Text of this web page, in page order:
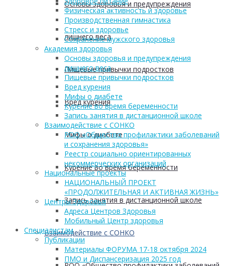
Основы здоровья и предупреждения
лишнего веса
Пищевые привычки подростков
Вред курения
Мифы о диабете
Курение во время беременности
Запись занятия в дистанционной школе
Взаимодействие с СОНКО
Физическая активность и здоровье
Производственная гимнастика
Стресс и здоровье
Сохранение мужского здоровья
Академия здоровья
Основы здоровья и предупреждения
лишнего веса
Пищевые привычки подростков
Вред курения
Мифы о диабете
Курение во время беременности
Запись занятия в дистанционной школе
Взаимодействие с СОНКО
РОО «Общество профилактики заболеваний
и сохранения здоровья»
Реестр социально ориентированных
некоммерческих организаций
Национальные проекты
НАЦИОНАЛЬНЫЙ ПРОЕКТ
«ПРОДОЛЖИТЕЛЬНАЯ И АКТИВНАЯ ЖИЗНЬ»
Центры Здоровья
Адреса Центров Здоровья
Мобильный Центр здоровья
Cпециалистам
Публикации
Материалы ФОРУМА 17-18 октября 2024
ПМО и Диспансеризация 2025 год